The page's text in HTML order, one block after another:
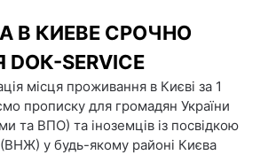
В КИЕВЕ СРОЧНО
SERVICE
місця проживання в Києві за 1
прописку для громадян України
та ВПО) та іноземців із посвідкою
у будь-якому районі Києва